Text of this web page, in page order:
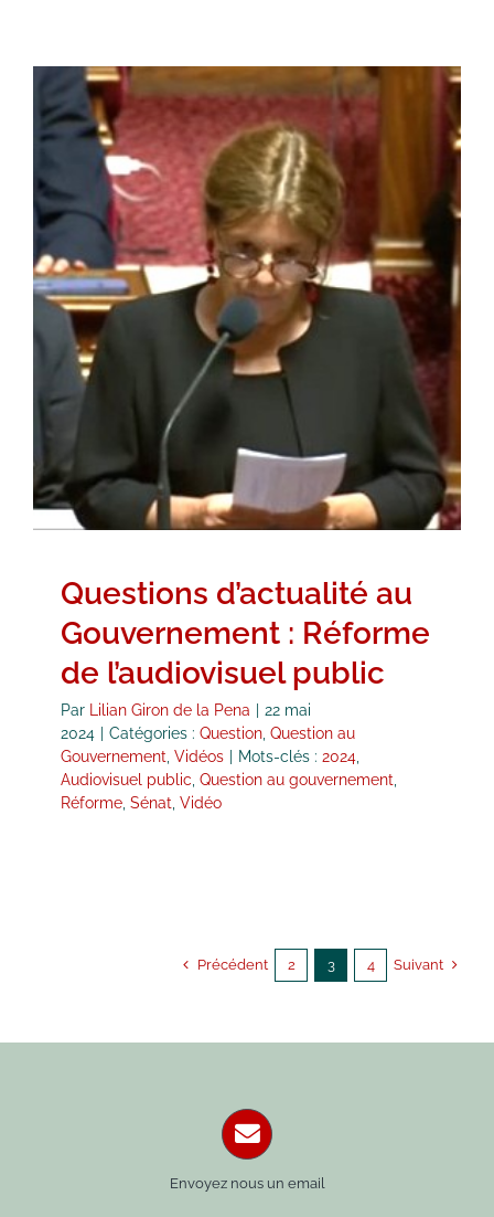
Questions d’actualité au
Gouvernement : Réforme de
l’audiovisuel public
Question Question au Gouvernement
Questions d’actualité au
Gouvernement : Réforme
de l’audiovisuel public
Par Lilian Giron de la Pena
22 mai
2024
Catégories : Question, Question au
Gouvernement, Vidéos Mots-clés : 2024,
Audiovisuel public, Question au gouvernement,
Réforme, Sénat, Vidéo
Précédent 2 3 4 Suivant
Envoyez nous un email